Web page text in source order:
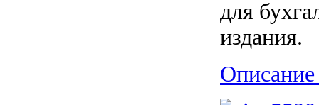
для
издания.
Описание